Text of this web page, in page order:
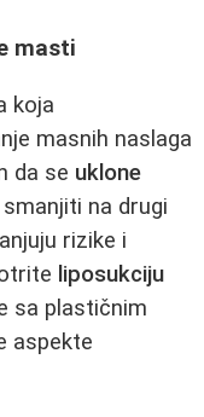
masti
koja
masnih naslaga
da se uklone
na drugi
rizike i
liposukciju
sa plastičnim
aspekte